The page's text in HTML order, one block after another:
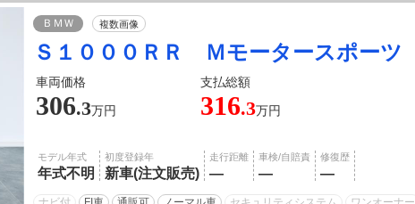
ＢＭＷ 複数画像
Ｓ１０００ＲＲ Ｍモータースポーツ
車両価格 支払総額
306.3万円 316.3万円
モデル年式
年式不明
初度登録年
新車(注文販売)
走行距離
―
車検/自賠責
―
修復歴
―